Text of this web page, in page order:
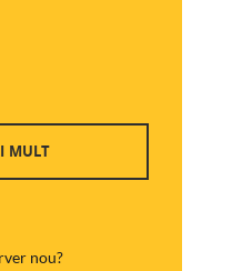
MULT
nou?